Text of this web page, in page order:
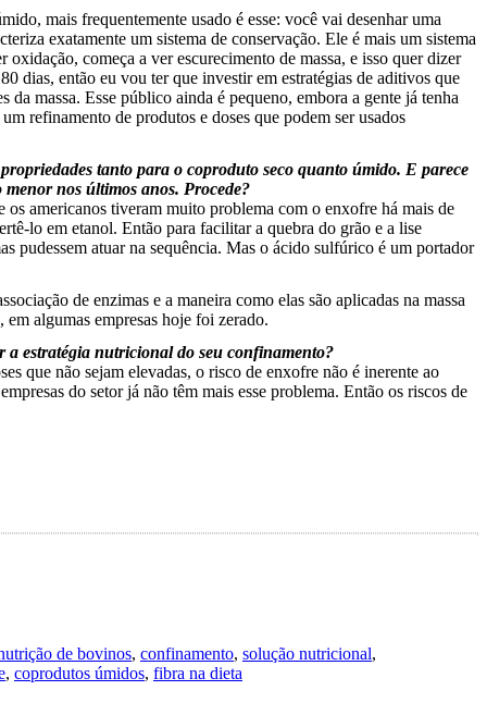
mais frequentemente usado é esse: você vai desenhar uma
exatamente um sistema de conservação. Ele é mais um sistema
oxidação, começa a ver escurecimento de massa, e isso quer dizer
dias, então eu vou ter que investir em estratégias de aditivos que
massa. Esse público ainda é pequeno, embora a gente já tenha
refinamento de produtos e doses que podem ser usados
tanto para o coproduto seco quanto úmido. E parece
nos últimos anos. Procede?
americanos tiveram muito problema com o enxofre há mais de
lo em etanol. Então para facilitar a quebra do grão e a lise
pudessem atuar na sequência. Mas o ácido sulfúrico é um portador
de enzimas e a maneira como elas são aplicadas na massa
algumas empresas hoje foi zerado.
a estratégia nutricional do seu confinamento?
que não sejam elevadas, o risco de enxofre não é inerente ao
do setor já não têm mais esse problema. Então os riscos de
de bovinos, confinamento, solução nutricional,
, coprodutos úmidos, fibra na dieta